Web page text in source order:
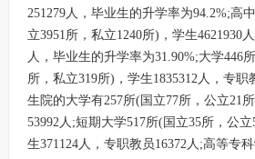
251279人，毕业生的升学率为94.2%;高
立3951所，私立1240所)，学生4621930
人，毕业生的升学率为31.90%;大学446
所，私立319所)，学生1835312人，专职
生院的大学有257所(国立77所，公立21
53992人;短期大学517所(国立35所，公
生371124人，专职教员16372人;高等专